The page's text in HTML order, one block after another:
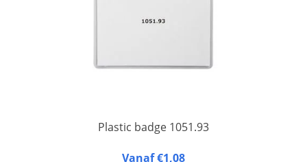
Plastic badge 1051.93
Grote naambadge (A6-formaat) met hardkunststof achterzijde
Vanaf €1,08